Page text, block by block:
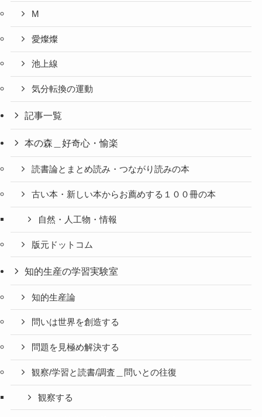
M
愛燦燦
池上線
気分転換の運動
記事一覧
本の森＿好奇心・愉楽
読書論とまとめ読み・つながり読みの本
古い本・新しい本からお薦めする１００冊の本
自然・人工物・情報
版元ドットコム
知的生産の学習実験室
知的生産論
問いは世界を創造する
問題を見極め解決する
観察/学習と読書/調査＿問いとの往復
観察する